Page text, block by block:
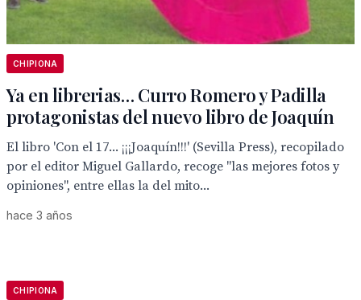
CHIPIONA
Ya en librerias… Curro Romero y Padilla
protagonistas del nuevo libro de Joaquín
El libro 'Con el 17... ¡¡¡Joaquín!!!' (Sevilla Press), recopilado
por el editor Miguel Gallardo, recoge "las mejores fotos y
opiniones", entre ellas la del mito...
hace 3 años
CHIPIONA